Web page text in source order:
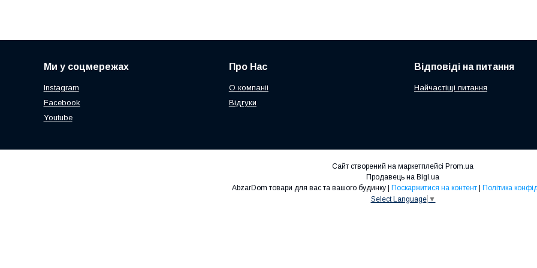
Ми у соцмережах
Instagram
Facebook
Youtube
Про Нас
О компаніі
Відгуки
Відповіді на питання
Найчастіщі питання
Сайт створений на маркетплейсі Prom.ua
Продавець на Bigl.ua
AbzarDom товари для вас та вашого будинку | Поскаржитися на контент | Політика
Select Language ▼